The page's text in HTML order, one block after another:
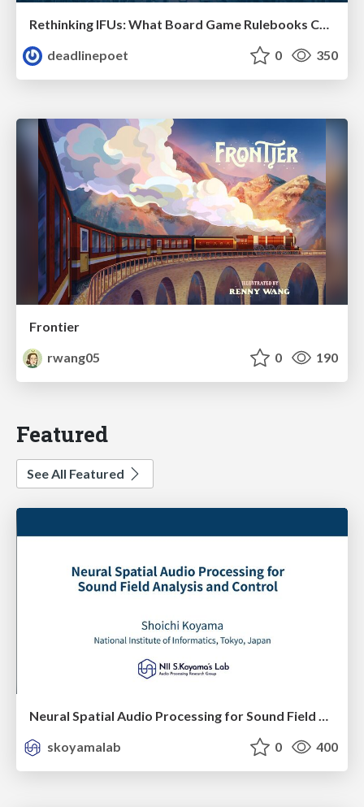
deadlinepoet
0 350
Frontier
rwang05
0 190
Featured
See All Featured
Neural Spatial Audio Processing for Sound Field Analysis and Control
skoyamalab
0 400